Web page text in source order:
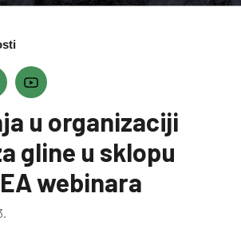
u organizaciji
gline u sklopu
webinara